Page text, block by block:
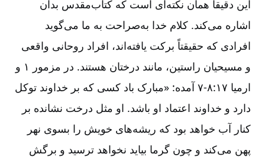
این دقیقاً همان نکته‌ای است که کتاب‌مقدس بدان
اشاره می‌کند. کلام خدا به‌صراحت به ما می‌گوید
افرادی که حقیقتاً برکت یافته‌اند، افراد روحانی واقعی
و مسیحیان راستین، مانند درختان هستند. در مزمور ۱ و
ارمیا ۱۷:‏۷-۸ آمده: «مبارک باد کسی که بر خداوند توکل
دارد و خداوند اعتماد او باشد. او مثل درخت‌ نشانده بر
کنار آب خواهد بود که ریشه‌های خویش‌ را بسوی نهر
پهن می‌کند و چون گرما بیاید نخواهد ترسید و برگش